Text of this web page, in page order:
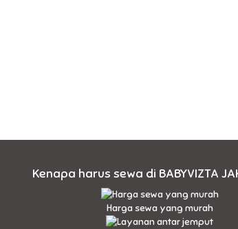
Kenapa harus sewa di BABYVIZTA
Harga sewa yang murah